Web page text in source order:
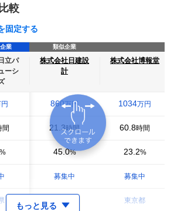
較
固定する
業
立パ
ーシ
間
類似企業
株式会社日建設
計
860万円
21.3時間
45.0%
募集中
株式会社博報堂
1034万円
60.8時間
23.2%
募集中
東京都
もっと見る